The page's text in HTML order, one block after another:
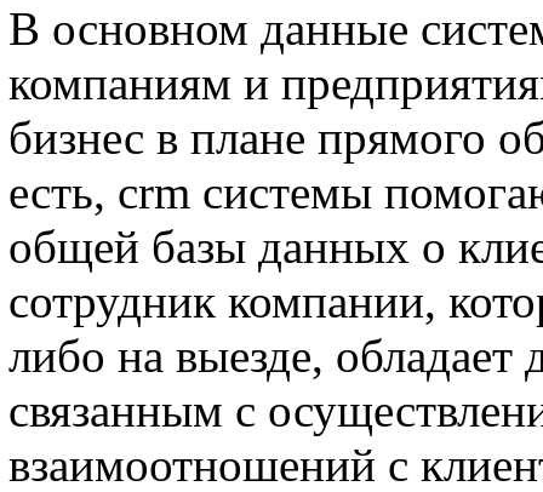
В основном данные
компаниям и
бизнес в плане прямого
есть, crm системы
общей базы данных о
сотрудник компании,
либо на выезде,
связанным с
взаимоотношений с